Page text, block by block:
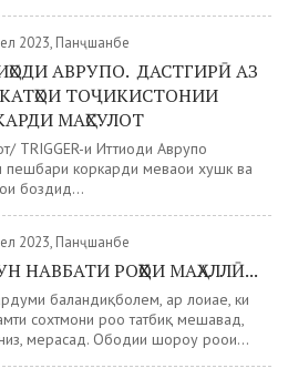
2023, Панҷшанбе
АВРУПО. ДАСТГИРӢ АЗ
ТОҶИКИСТОНИИ
МАҲСУЛОТ
TRIGGER-и Иттиҳоди Аврупо
коркарди меваҳои хушк ва
боздид...
2023, Панҷшанбе
НАВБАТИ РОҲҲОИ МАҲАЛЛӢ...
баландиқболем, ҳар лоиҳае, ки
сохтмони роҳҳо татбиқ мешавад,
мерасад. Ободии шоҳроҳу роҳҳои...